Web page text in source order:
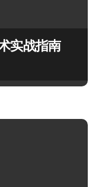
实战指南